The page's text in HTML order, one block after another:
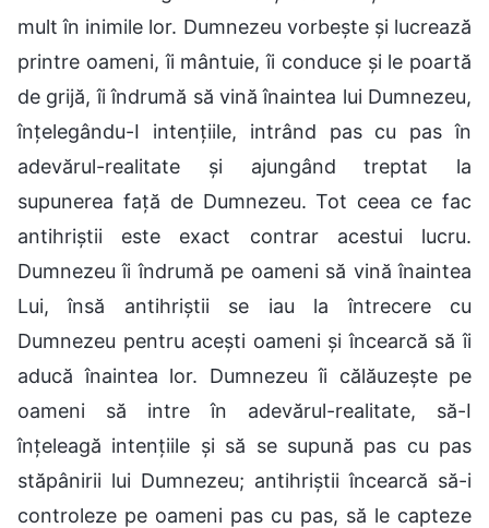
mult în inimile lor. Dumnezeu vorbește și lucrează
printre oameni, îi mântuie, îi conduce și le poartă
de grijă, îi îndrumă să vină înaintea lui Dumnezeu,
înțelegându-I intențiile, intrând pas cu pas în
adevărul-realitate și ajungând treptat la
supunerea față de Dumnezeu. Tot ceea ce fac
antihriștii este exact contrar acestui lucru.
Dumnezeu îi îndrumă pe oameni să vină înaintea
Lui, însă antihriștii se iau la întrecere cu
Dumnezeu pentru acești oameni și încearcă să îi
aducă înaintea lor. Dumnezeu îi călăuzește pe
oameni să intre în adevărul-realitate, să-I
înțeleagă intențiile și să se supună pas cu pas
stăpânirii lui Dumnezeu; antihriștii încearcă să-i
controleze pe oameni pas cu pas, să le capteze